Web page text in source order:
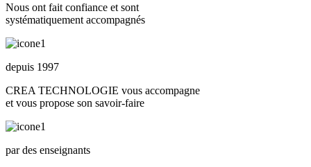
Nous ont fait confiance et sont
systématiquement accompagnés
depuis 1997
CREA TECHNOLOGIE vous accompagne
et vous propose son savoir-faire
par des enseignants